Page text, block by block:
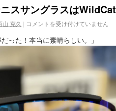
スサングラスはWildCat
山 克久 | コメントを受け付けていません
った！本当に素晴らしい。」